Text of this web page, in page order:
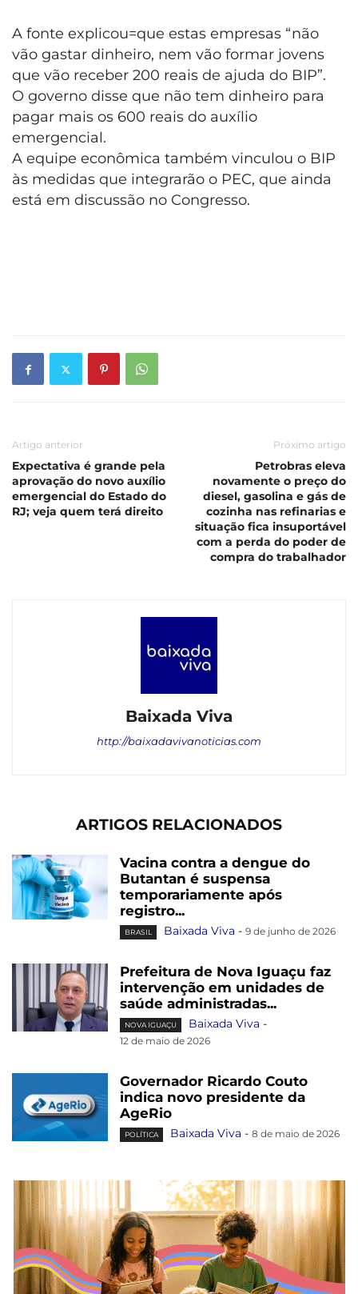
A fonte explicou=que estas empresas “não
vão gastar dinheiro, nem vão formar jovens
que vão receber 200 reais de ajuda do BIP”.
O governo disse que não tem dinheiro para
pagar mais os 600 reais do auxílio
emergencial.
A equipe econômica também vinculou o BIP
às medidas que integrarão o PEC, que ainda
está em discussão no Congresso.
Artigo anterior
Expectativa é grande pela
aprovação do novo auxílio
emergencial do Estado do
RJ; veja quem terá direito
Próximo artigo
Petrobras eleva
novamente o preço do
diesel, gasolina e gás de
cozinha nas refinarias e
situação fica insuportável
com a perda do poder de
compra do trabalhador
Baixada Viva
http://baixadavivanoticias.com
ARTIGOS RELACIONADOS
Vacina contra a dengue do
Butantan é suspensa
temporariamente após
registro...
BRASIL Baixada Viva - 9 de junho de 2026
Prefeitura de Nova Iguaçu faz
intervenção em unidades de
saúde administradas...
NOVA IGUAÇU Baixada Viva -
12 de maio de 2026
Governador Ricardo Couto
indica novo presidente da
AgeRio
POLÍTICA Baixada Viva - 8 de maio de 2026